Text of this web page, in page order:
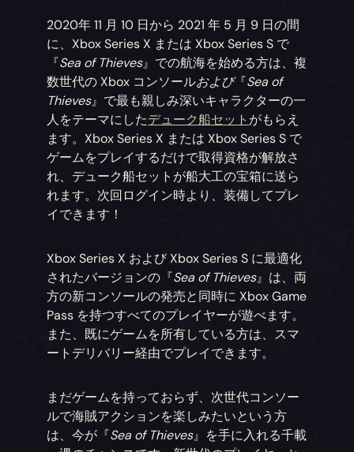
2020年 11 月 10 日から 2021 年 5 月 9 日の間
に、Xbox Series X または Xbox Series S で
『Sea of Thieves』での航海を始める方は、複
数世代の Xbox コンソールおよび『Sea of
Thieves』で最も親しみ深いキャラクターの一
人をテーマにしたデューク船セットがもらえ
ます。Xbox Series X または Xbox Series S で
ゲームをプレイするだけで取得資格が解放さ
れ、デューク船セットが船大工の宝箱に送ら
れます。次回ログイン時より、装備してプレ
イできます！
Xbox Series X および Xbox Series S に最適化
されたバージョンの『Sea of Thieves』は、両
方の新コンソールの発売と同時に Xbox Game
Pass を持つすべてのプレイヤーが遊べます。
また、既にゲームを所有している方は、スマ
ートデリバリー経由でプレイできます。
まだゲームを持っておらず、次世代コンソー
ルで海賊アクションを楽しみたいという方
は、今が『Sea of Thieves』を手に入れる千載